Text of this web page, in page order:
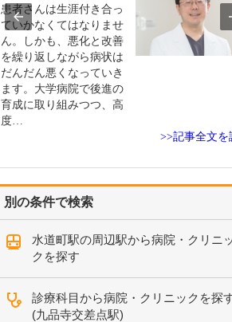
別の条件で検索
水道町駅の周辺駅から病院・クリニ
クを探す
診療科目から病院・クリニックを探
(九品寺交差点駅)
患者さんは生涯付き合っ
ていかなくてはなりませ
ん。しかも、悪化と改善
を繰り返しながら病状は
だんだん悪くなっていき
ます。大学病院で後進の
育成に取り組みつつ、高
度…
>>記事全文を